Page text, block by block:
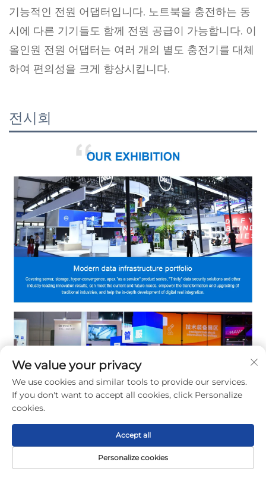
기능적인 전원 어댑터입니다. 노트북을 충전하는 동
시에 다른 기기들도 함께 전원 공급이 가능합니다. 이
올인원 전원 어댑터는 여러 개의 별도 충전기를 대체
하여 편의성을 크게 향상시킵니다.
전시회
포장 및 배송
홈페이지 제품 소개 문의
We value your privacy
We use cookies and similar tools to provide our services.
If you don't want to accept all cookies, click Personalize
cookies.
Personalize cookies
Accept all